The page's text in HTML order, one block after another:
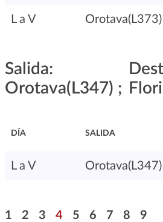
L a V Orotava(L373)
Salida:
Orotava(L347) ;
DÍA SALIDA
L a V Orotava(L347)
Paginación
Página
1 Página
2 Página
3 Página
4 Página
5 Página
6 Página
7 Página
8 9